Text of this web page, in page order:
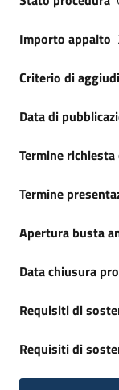
Importo appalto
Criterio di
Data di
Termine
Termine
Apertura busta
Data chiusura
Requisiti di
Requisiti di